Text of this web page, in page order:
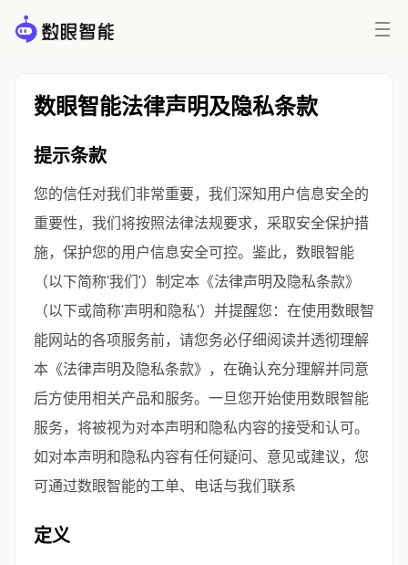
数眼智能法律声明及隐私条款
提示条款
您的信任对我们非常重要，我们深知用户信息安全的
重要性，我们将按照法律法规要求，采取安全保护措
施，保护您的用户信息安全可控。鉴此，数眼智能
（以下简称'我们'）制定本《法律声明及隐私条款》
（以下或简称'声明和隐私'）并提醒您：在使用数眼智
能网站的各项服务前，请您务必仔细阅读并透彻理解
本《法律声明及隐私条款》，在确认充分理解并同意
后方使用相关产品和服务。一旦您开始使用数眼智能
服务，将被视为对本声明和隐私内容的接受和认可。
如对本声明和隐私内容有任何疑问、意见或建议，您
可通过数眼智能的工单、电话与我们联系
定义